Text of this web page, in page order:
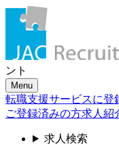
ント
Menu
転職支援サービスに登
ご登録済みの方求人紹
求人検索